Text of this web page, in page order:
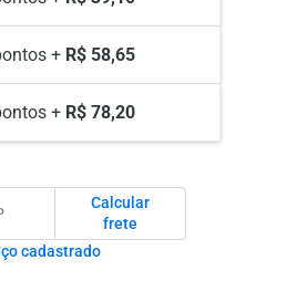
+ R$ 58,65
+ R$ 78,20
Calcular
frete
cadastrado